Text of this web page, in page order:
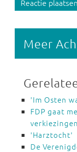
Reactie plaatsen
Meer
'Im Osten
FDP gaat
'Harztocht'
De